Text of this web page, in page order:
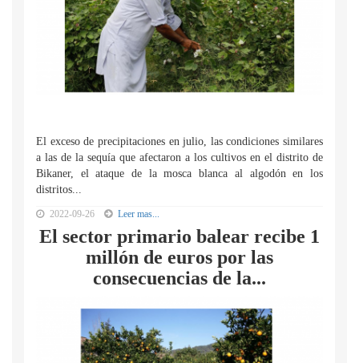
El exceso de precipitaciones en julio, las condiciones similares
a las de la sequía que afectaron a los cultivos en el distrito de
Bikaner, el ataque de la mosca blanca al algodón en los
distritos...
2022-09-26 Leer mas...
El sector primario balear recibe 1
millón de euros por las
consecuencias de la...